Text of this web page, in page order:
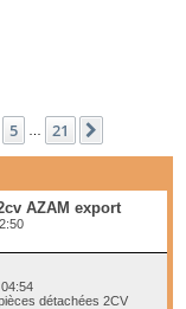
5 21
AZAM export
détachées 2CV